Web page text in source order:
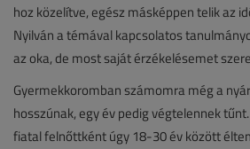
hoz közelítve, egész másképpen telik az
Nyilván a témával kapcsolatos
az oka, de most saját érzékelésemet
Gyermekkoromban számomra még a
hosszúnak, egy év pedig végtelennek
fiatal felnőttként úgy 18-30 év között